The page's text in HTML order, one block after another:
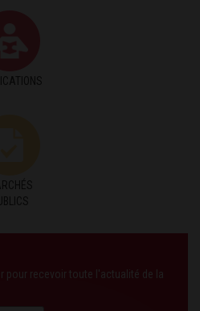
pour recevoir toute l'actualité de la